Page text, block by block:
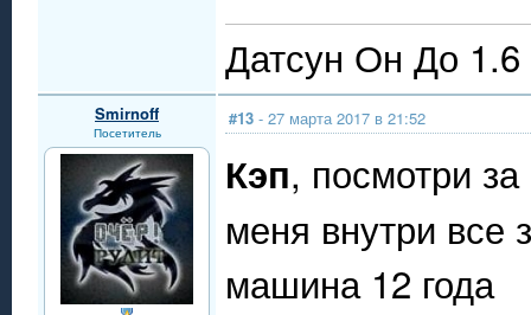
Датсун Он До 1.6
Smirnoff
Посетитель
#13 - 27 марта 2017 в 21:52
Кэп, посмотри
меня внутри все
машина 12 года